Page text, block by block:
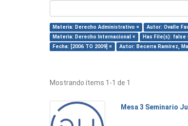
Materia: Derecho Administrativo × Autor: Ovalle
Materia: Derecho Internacional ×
Has File(s): false
Fecha: [2006 TO 2009] ×
Autor: Becerra Ramírez,
Mostrando ítems 1-1 de 1
Mesa 3 Seminario